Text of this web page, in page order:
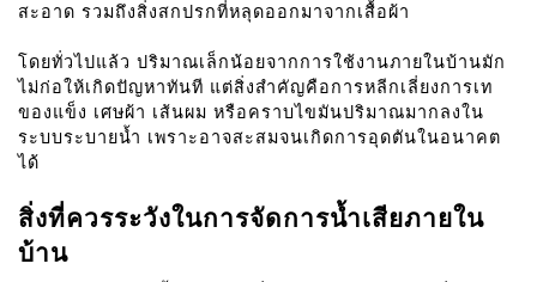
สะอาด รวมถึงสิ่งสกปรกที่หลุดออกมาจากเสื้อผ้า
โดยทั่วไปแล้ว ปริมาณเล็กน้อยจากการใช้งานภายในบ้านมัก
ไม่ก่อให้เกิดปัญหาทันที แต่สิ่งสำคัญคือการหลีกเลี่ยงการเท
ของแข็ง เศษผ้า เส้นผม หรือคราบไขมันปริมาณมากลงใน
ระบบระบายน้ำ เพราะอาจสะสมจนเกิดการอุดตันในอนาคต
ได้
สิ่งที่ควรระวังในการจัดการน้ำเสียภายใน
บ้าน